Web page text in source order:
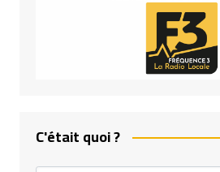
C'était quoi ?